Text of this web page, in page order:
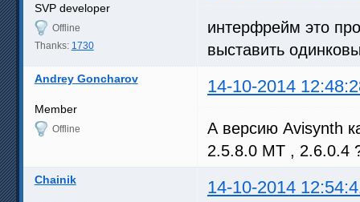
SVP developer
Offline
Thanks: 1730
интерфрейм это
выставить
Andrey Goncharov 14-10-2014
Member
Offline
А версию Avisynth
2.5.8.0 MT , 2.6.0.4
Chainik 14-10-2014